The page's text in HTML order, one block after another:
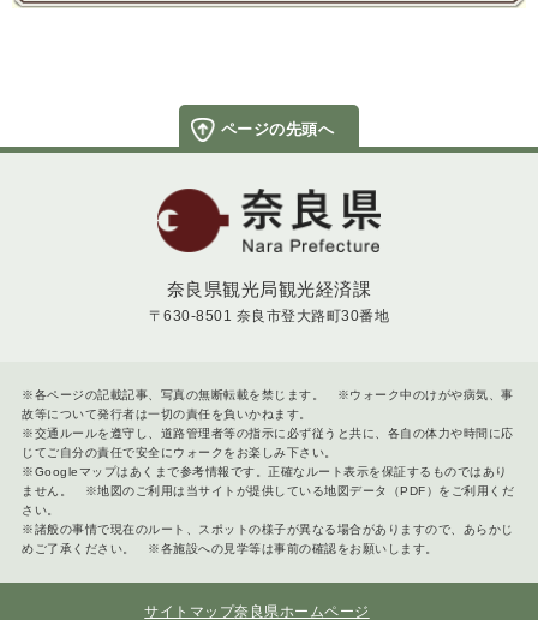
奈良県
奈良県観光局観光経済課
〒630-8501 奈良市登大路町30番地
※各ページの記載記事、写真の無断転載を禁じます。 ※ウォーク中のけがや病気、事
故等について発行者は一切の責任を負いかねます。
※交通ルールを遵守し、道路管理者等の指示に必ず従うと共に、各自の体力や時間に応
じてご自分の責任で安全にウォークをお楽しみ下さい。
※Googleマップはあくまで参考情報です。正確なルート表示を保証するものではあり
ません。 ※地図のご利用は当サイトが提供している地図データ（PDF）をご利用くだ
さい。
※諸般の事情で現在のルート、スポットの様子が異なる場合がありますので、あらかじ
めご了承ください。 ※各施設への見学等は事前の確認をお願いします。
サイトマップ奈良県ホームページ
ページの先頭へ